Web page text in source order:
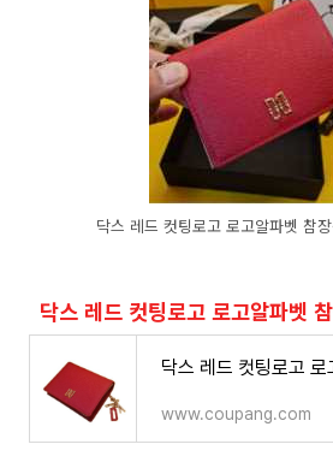
닥스 레드 컷팅로고 로고알파벳 참
닥스 레드 컷팅로고 로고알파벳
www.coupang.com